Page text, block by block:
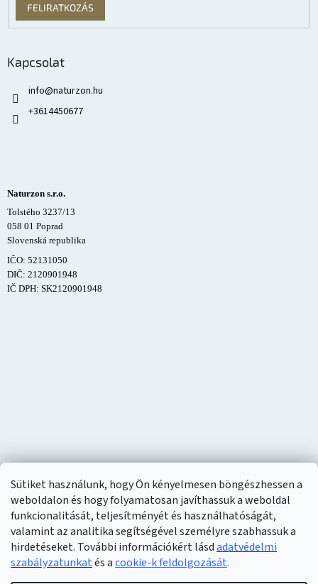
Sütiket használunk, hogy Ön kényelmesen böngészhessen a
weboldalon és hogy folyamatosan javíthassuk a weboldal
funkcionalitását, teljesítményét és használhatóságát,
valamint az analitika segítségével személyre szabhassuk a
hirdetéseket. További információkért lásdadatvédelmi
szabályzatunkatés acookie-k feldolgozását.
FELIRATKOZÁS
Kapcsolat
info@naturzon.hu
+3614450677
Naturzon s.r.o.
Tolstého 3237/13
058 01 Poprad
Slovenská republika
IČO: 52131050
DIČ: 2120901948
IČ DPH: SK2120901948